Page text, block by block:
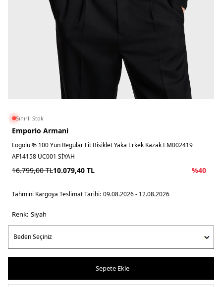
Sınırlı Stok
Emporio Armani
Logolu % 100 Yün Regular Fit Bisiklet Yaka Erkek Kazak EM002419
AF14158 UC001 SİYAH
16.799,00TL10.079,40 TL %40
Tahmini Kargoya Teslimat Tarihi: 09.08.2026 - 12.08.2026
Renk: si̇yah
Sepete Ekle